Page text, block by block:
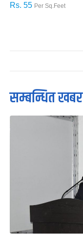
Rs. 55 Per Sq.Feet
सम्बन्धित खबर